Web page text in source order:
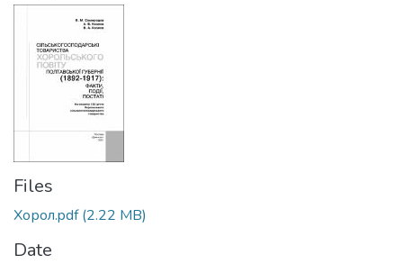
Files
Хорол.pdf(2.22 MB)
Date